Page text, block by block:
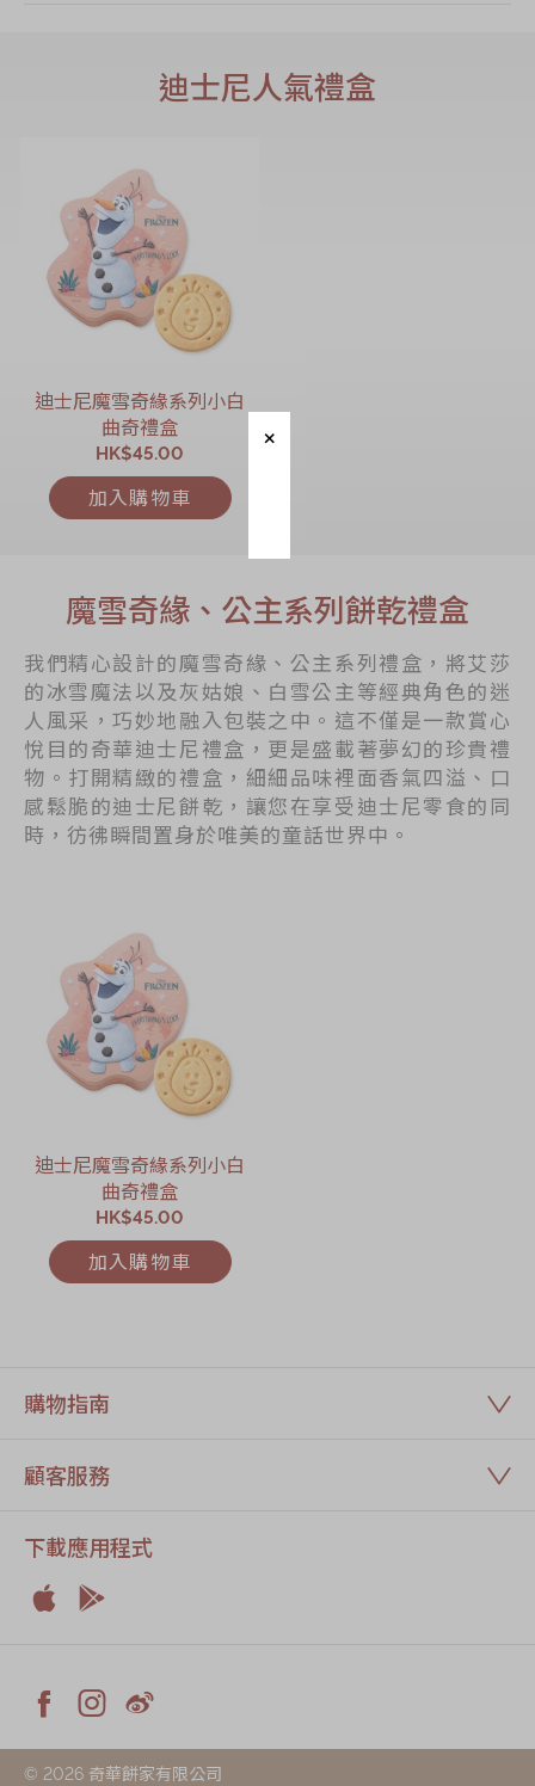
迪士尼人氣禮盒
迪士尼魔雪奇緣系列小白
曲奇禮盒
HK$45.00
加入購物車
魔雪奇緣、公主系列餅乾禮盒
我們精心設計的魔雪奇緣、公主系列禮盒，將艾莎
的冰雪魔法以及灰姑娘、白雪公主等經典角色的迷
人風采，巧妙地融入包裝之中。這不僅是一款賞心
悅目的奇華迪士尼禮盒，更是盛載著夢幻的珍貴禮
物。打開精緻的禮盒，細細品味裡面香氣四溢、口
感鬆脆的迪士尼餅乾，讓您在享受迪士尼零食的同
時，彷彿瞬間置身於唯美的童話世界中。
迪士尼魔雪奇緣系列小白
曲奇禮盒
HK$45.00
加入購物車

Facebook

Instagram

Weiblog
購物指南
顧客服務
下載應用程式


© 2026 奇華餅家有限公司